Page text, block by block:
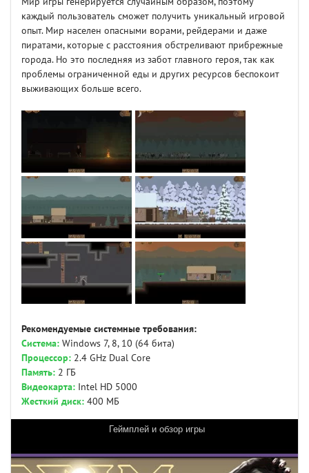
каждый пользователь сможет получить уникальный игровой
опыт. Мир населен опасными ворами, рейдерами и даже
пиратами, которые с расстояния обстреливают прибрежные
города. Но это последняя из забот главного героя, так как
проблемы ограниченной еды и других ресурсов беспокоит
выживающих больше всего.
Рекомендуемые системные требования:
Система: Windows 7, 8, 10 (64 бита)
Процессор: 2.4 GHz Dual Core
Память: 2 ГБ
Видеокарта: Intel HD 5000
Жесткий диск: 400 МБ
Геймплей и обзор игры